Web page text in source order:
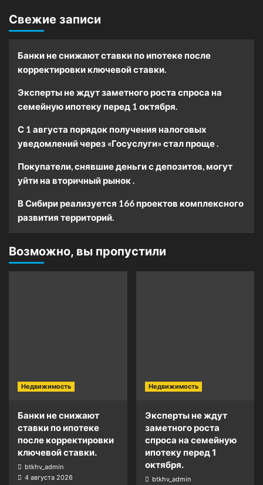
Свежие записи
Банки не снижают ставки по ипотеке после
корректировки ключевой ставки.
Эксперты не ждут заметного роста спроса на
семейную ипотеку перед 1 октября.
С 1 августа порядок получения налоговых
уведомлений через «Госуслуги» стал проще .
Покупатели, снявшие деньги с депозитов, могут
уйти на вторичный рынок .
В Сибири реализуется 166 проектов комплексного
развития территорий.
Возможно, вы пропустили
Недвижимость
Банки не снижают
ставки по ипотеке
после корректировки
ключевой ставки.
btkhv_admin
4 августа 2026
Недвижимость
Эксперты не ждут
заметного роста
спроса на семейную
ипотеку перед 1
октября.
btkhv_admin